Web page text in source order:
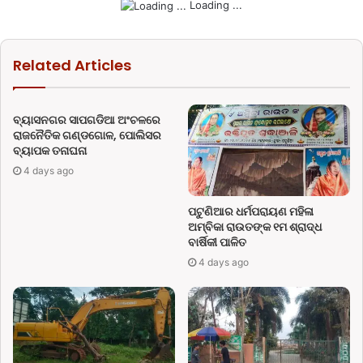
Loading ...
Related Articles
ବ୍ୟାସନଗର ସାପଗଡିଆ ଅଂଚଳରେ
ରାଜନୈତିକ ଗଣ୍ଡଗୋଳ, ପୋଲିସର
ବ୍ୟାପକ ତନାଘନା
4 days ago
ପଟୁଣିଆର ଧର୍ମପରାୟଣ ମହିଳା
ଅମ୍ବିକା ରାଉତଙ୍କ ୧ମ ଶ୍ରାଦ୍ଧ
ବାର୍ଷିକୀ ପାଳିତ
4 days ago